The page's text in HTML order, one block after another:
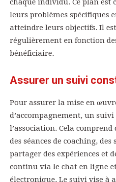
chaque individu. Ce plan est
leurs problèmes spécifiques
atteindre leurs objectifs. Il
régulièrement en fonction
bénéficiaire.
Assurer un suivi
Pour assurer la mise en
d’accompagnement, un
l’association. Cela
des séances de coaching,
partager des expériences et
continu via le chat en ligne
électronique. Le suivi vise à